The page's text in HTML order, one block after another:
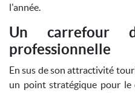
l'année.
Un carrefour
professionnelle
En sus de son attractivité
un point stratégique pour le